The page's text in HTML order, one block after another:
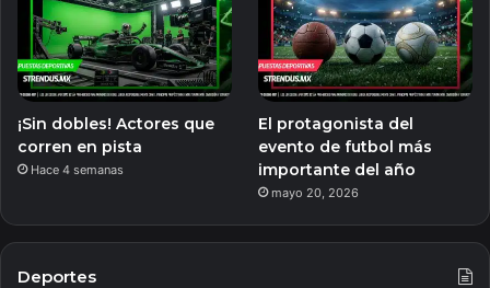
¡Sin dobles! Actores que
corren en pista
Hace 4 semanas
El protagonista del
evento de futbol más
importante del año
mayo 20, 2026
Deportes